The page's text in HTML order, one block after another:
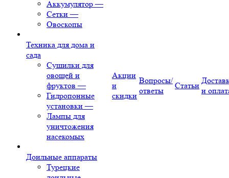
Аккумулятор —
Сетки —
Овоскопы
Техника для дома и
сада
Сушилки для
овощей и
фруктов —
Гидропонные
установки —
Лампы для
уничтожения
насекомых
Доильные аппараты
Турецкие
Акции
и
скидки
Вопросы/
ответы
Статьи
и